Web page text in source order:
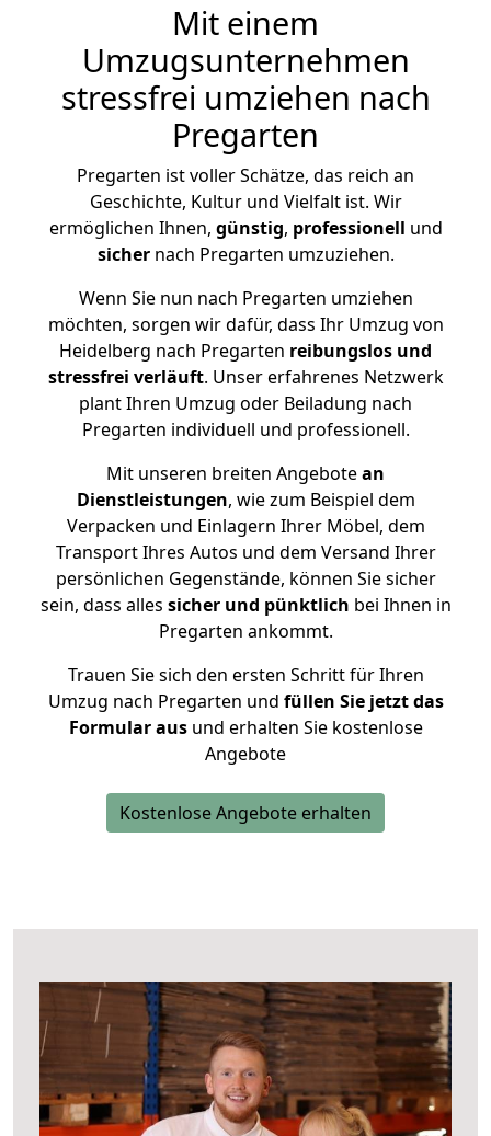
Mit einem
Umzugsunternehmen
stressfrei umziehen nach
Pregarten
Pregarten ist voller Schätze, das reich an
Geschichte, Kultur und Vielfalt ist. Wir
ermöglichen Ihnen, günstig, professionell und
sichernach Pregarten umzuziehen.
Wenn Sie nun nach Pregarten umziehen
möchten, sorgen wir dafür, dass Ihr Umzug von
Heidelberg nach Pregarten reibungslos und
stressfrei verläuft. Unser erfahrenes Netzwerk
plant Ihren Umzug oder Beiladung nach
Pregarten individuell und professionell.
Mit unseren breiten Angebotean
Dienstleistungen, wie zum Beispiel dem
Verpacken und Einlagern Ihrer Möbel, dem
Transport Ihres Autos und dem Versand Ihrer
persönlichen Gegenstände, können Sie sicher
sein, dass alles sicher und pünktlich bei Ihnen in
Pregarten ankommt.
Trauen Sie sich den ersten Schritt für Ihren
Umzug nach Pregarten und füllen Sie jetzt das
Formular ausund erhalten Sie kostenlose
Angebote
Kostenlose Angebote erhalten